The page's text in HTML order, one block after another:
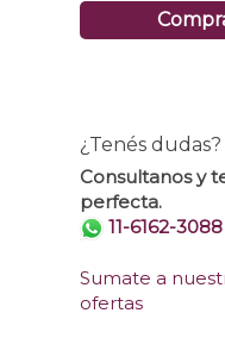
¿Tenés dudas?
Consultanos y
perfecta.
11-6162-3088
Sumate a
ofertas